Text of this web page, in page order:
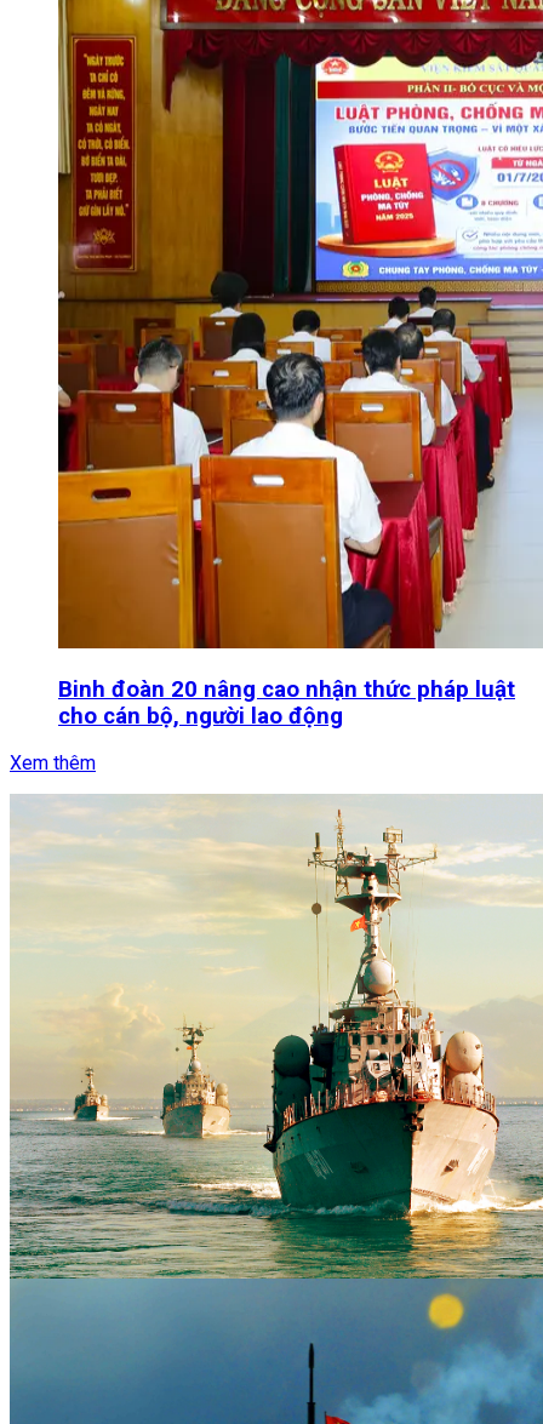
Binh đoàn 20 nâng cao nhận thức pháp luật
cho cán bộ, người lao động
Xem thêm